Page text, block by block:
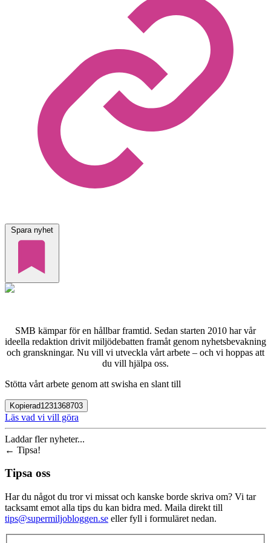
Spara nyhet
SMB kämpar för en hållbar framtid. Sedan starten 2010 har vår
ideella redaktion drivit miljödebatten framåt genom nyhetsbevakning
och granskningar. Nu vill vi utveckla vårt arbete – och vi hoppas att
du vill hjälpa oss.
Stötta vårt arbete genom att swisha en slant till
Kopierad1231368703
Läs vad vi vill göra
Laddar fler nyheter...
← Tipsa!
Tipsa oss
Har du något du tror vi missat och kanske borde skriva om? Vi tar
tacksamt emot alla tips du kan bidra med. Maila direkt till
tips@supermiljobloggen.se eller fyll i formuläret nedan.